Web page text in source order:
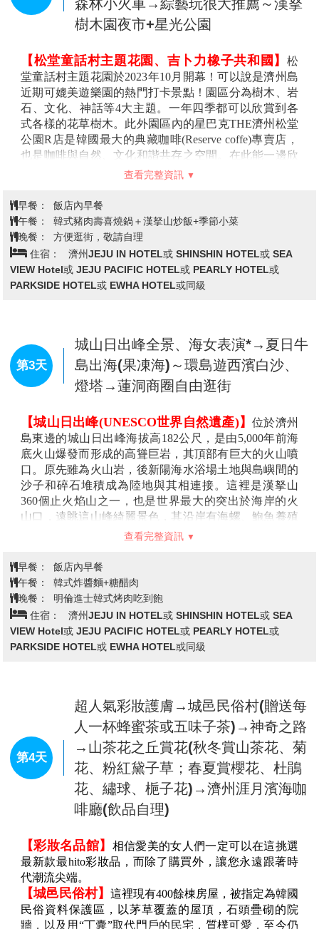
的海水浴場。每到夏天就有許多避暑的遊客前往。鄰近
紅白馬燈塔的彩虹海岸道路以遼闊大海為背景的海岸道
愛。
【龍頭岩】位於濟州市內北方海邊的龍頭岩，由高約
10m的石頭經年累月被海浪沖刷與海風侵蝕，形成如龍
頭般的模樣，因此稱為龍頭岩。
【濟州神話世界綜合渡假區】占地250萬平方公尺、
約350個足球場大，以創新概念打造成亞洲豪華度假聖
地除了國際級的酒店住宿，休閒、娛樂、遊樂設施與購
園、知名異國美食餐廳與時尚精品、K-Pop娛樂中心。
而成，置身於此讓您瞬間從現代文明穿越回歷史夢境，
神話國度的奇幻時空之旅就此開啟。豆豆蟲的冒險村與
知名卡通人物在充滿童趣的景區中一起互動遊玩，讓豐
富多樣的娛樂設施待您重返兒時的快樂世界。奧斯卡的
新世界或步入原始叢林中的古城遺跡，感受瑪雅文明與
印加文化的神秘，或穿越森林冠層探尋寺廟隱蔽的神秘
【亞洲美食街】將時尚名品購物和超級美食完美結合
的大型商業街區，有匯聚國際一線奢侈品牌的免稅店，
還有各種頂級餐廳供應的全球特色美食。
【賭場體驗】內有吃角子老虎、21點、百家樂、俄羅
後再去逛一下。註：未滿18歲無法進入賭場，進賭場請攜帶護
照。
早餐：
ｘｘｘ
鮑魚石鍋飯+烤青花魚+季節小菜
住宿： 濟州★★★★★五星神話酒店 或同級
第2天
松堂童話村主題花園～吉卜力橡子共
和國+星巴克庭園→Ecoland歐洲英式
森林小火車→綜藝玩很大推薦～漢拏
樹木園夜市+星光公園
【松堂童話村主題花園、吉卜力橡子共和國】
堂童話村主題花園於2023年10月開幕！可以說是濟州島
近期可媲美遊樂園的熱門打卡景點！園區分為樹木、岩
石、文化、神話等4大主題。一年四季都可以欣賞到各
式各樣的花草樹木。此外園區內的星巴克THE濟州松堂
公園R店是韓國最大的典藏咖啡(Reserve coffe)專賣店，
享用各種咖啡或美食。
【吉卜力Dotorisup橡子共和國週邊商店】
(於松堂
童話村內敬請自行前往)進駐到濟州島松堂童話村內，在
這裡可以看到經典卡通【龍貓】【霍爾的移動城堡】的
來打卡吧！
【ECOLAND 歐式森林小火車】
Eco Land主題公園
以1800年代蒸汽火車為原型，乘坐英國手工製作的林肯
火車乘坐火車體驗300,000坪的原始森林主題公園。擁有
豐沛地下水，具有高保溫、保濕之效果，使北方寒帶植
物與南方熱帶植物共存生長的神秘樹林。樹林覆蓋了火
山熔岩地表，化身動植物的樂園，讓人感受到森林的偉
大。透過4.5公里的小火車之旅，還能觀察各種棲息在原
始林內的昆蟲與動植物。
【漢拏樹木園夜市+星光公園】
每天晚間六點開始營業，可以說是濟州當地小吃聚集
地，台灣綜藝節目～綜藝玩很大也來拍攝及推薦，這邊
有各式韓式小吃，加上可愛的餐車，以及週邊點亮了星
光燈泡，讓您在愉快的夜晚享用美食。
早餐：
飯店內早餐
午餐：
韓式豬肉壽喜燒鍋＋漢拏山炒飯+季節小菜
晚餐：
方便逛街，敬請自理
VIEW Hotel或 JEJU PACIFIC HOTEL或 PEARLY HOTEL或
PARKSIDE HOTEL或 EWHA HOTEL或同級
第3天
城山日出峰全景、海女表演*→夏日牛
島出海(果凍海)～環島遊西濱白沙、
燈塔→蓮洞商圈自由逛街
【城山日出峰(UNESCO世界自然遺產)】
島東邊的城山日出峰海拔高182公尺，是由5,000年前海
底火山爆發而形成的高聳巨岩，其頂部有巨大的火山噴
口。原先雖為火山岩，後新陽海水浴場土地與島嶼間的
沙子和碎石堆積成為陸地與其相連接。這裡是漢拏山
360個止火焰山之一，也是世界最大的突出於海岸的火
海產的情景。
探訪無形文化遺產 【濟州海女表演】 海女為韓國無形
文化遺產，目前下海的海女人數急劇下降，也許再過3-5
年將會失傳並即將消失。與海女近距離接觸，更深入了
解這項即將消失的文化遺產。「海女介紹、潛入大海、
採集海鮮、拍紀念照、銷售海鮮、試吃」的流程進行。
在海女們經營的「海女之家」餐廳裡，可以品嚐到海
參、海鞘、海螺等。※營運日程隨季節和天氣狀況而異。如海
【島中之島～牛島우도】(含渡輪船票)濟州島東部
最小的一個島嶼，有珊瑚之島、海女之島、燈塔之島等
別名。由於樣子很像是一頭臥牛伸著頭的樣子，因此得
名牛島。這裡擁有地勢和緩的沃土、豐富的漁場、牛島
八景等得天獨厚的良好天然條件，再加上濟州海女與石
牆路等，讓來這裡的遊客就可以體驗到只有濟州島才有
飯店內早餐
午餐：
韓式炸醬麵+糖醋肉
晚餐：
明倫進士韓式烤肉吃到飽
住宿：
濟州JEJU IN HOTEL或 SHINSHIN HOTEL或 SEA
VIEW Hotel或 JEJU PACIFIC HOTEL或 PEARLY HOTEL或
PARKSIDE HOTEL或 EWHA HOTEL或同級
第4天
超人氣彩妝護膚→城邑民俗村(贈送每
人一杯蜂蜜茶或五味子茶)→神奇之路
→山茶花之丘賞花(秋冬賞山茶花、菊
花、粉紅黛子草；春夏賞櫻花、杜鵑